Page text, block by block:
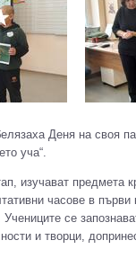
Деня на своя
уча“.
изучават предмета
часове в първи
се
и творци,